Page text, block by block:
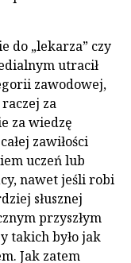
do „lekarza” czy
utracił
zawodowej,
za
za wiedzę
zawiłości
uczeń lub
nawet jeśli robi
słusznej
przyszłym
takich było jak
Jak zatem